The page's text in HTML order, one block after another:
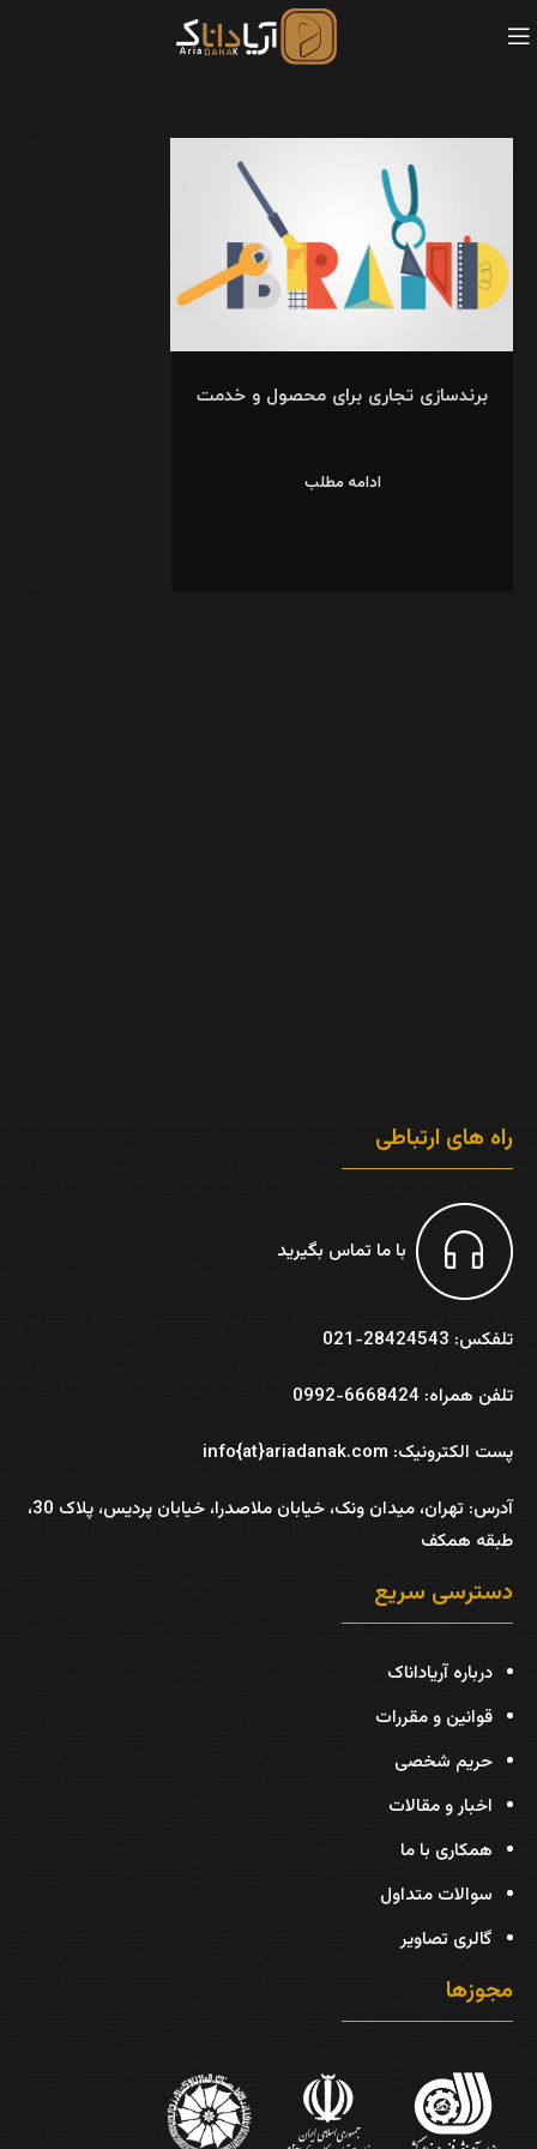
برندسازی تجاری برای محصول و خدمت
ادامه مطلب
راه های ارتباطی
با ما تماس بگیرید
تلفکس: 28424543-021
تلفن همراه: 6668424-0992
پست الکترونیک: info{at}ariadanak.com
آدرس:
تهران، میدان ونک، خیابان ملاصدرا، خیابان پردیس، پلاک 30،
طبقه همکف
دسترسی سریع
درباره آریاداناک
قوانین و مقررات
حریم شخصی
اخبار و مقالات
همکاری با ما
سوالات متداول
گالری تصاویر
مجوزها